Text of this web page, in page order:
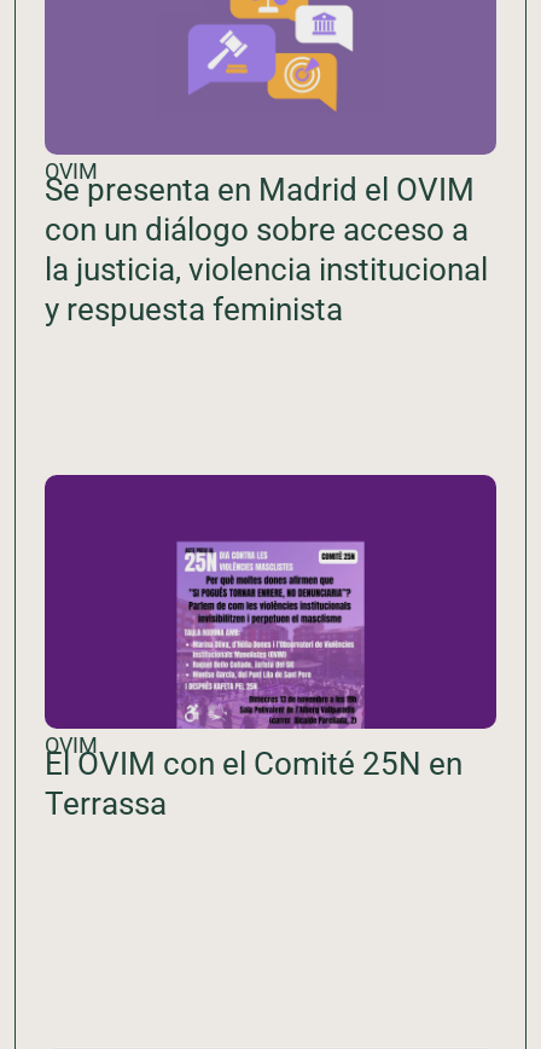
OVIM
Se presenta en Madrid el OVIM
con un diálogo sobre acceso a
la justicia, violencia institucional
y respuesta feminista
OVIM
El OVIM con el Comité 25N en
Terrassa